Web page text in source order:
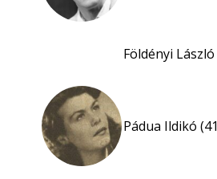
Földényi László
Pádua Ildikó